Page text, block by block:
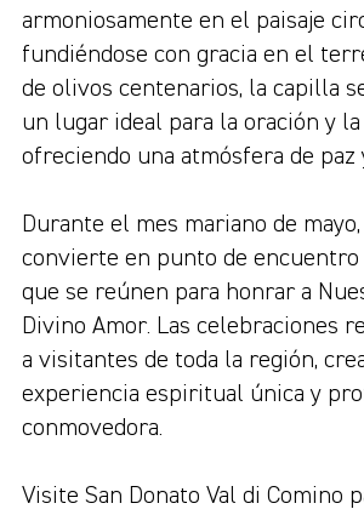
armoniosamente en el paisaje
fundiéndose con gracia en el
de olivos centenarios, la capilla
un lugar ideal para la oración y
ofreciendo una atmósfera de paz
Durante el mes mariano de
convierte en punto de encuentro
que se reúnen para honrar a
Divino Amor. Las celebraciones
a visitantes de toda la región,
experiencia espiritual única y
conmovedora.
Visite San Donato Val di Comino